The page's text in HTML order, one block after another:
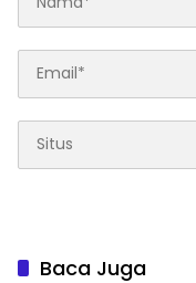
Baca Juga